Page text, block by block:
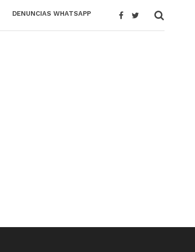
DENUNCIAS WHATSAPP